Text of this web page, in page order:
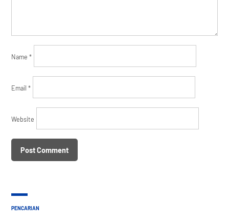
Name*
Email*
Website
PENCARIAN